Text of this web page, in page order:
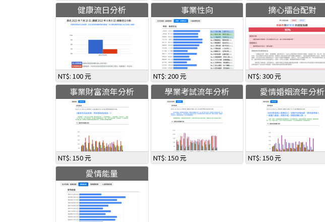
健康流日分析
NT$: 100 元
事業性向
NT$: 200 元
摘心擂台配對
NT$: 300 元
事業財富流年分析
NT$: 150 元
學業考試流年分析
NT$: 150 元
愛情婚姻流年分析
NT$: 150 元
愛情能量